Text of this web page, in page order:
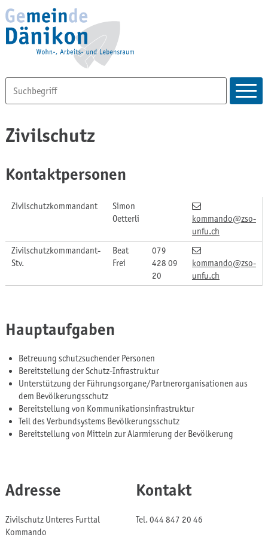
Zivilschutz
Kontaktpersonen
Zivilschutzkommandant
Simon
Oetterli
kommando@zso-
unfu.ch
Zivilschutzkommandant-
Stv.
Beat
Frei
079
428 09
20
kommando@zso-
unfu.ch
Hauptaufgaben
Betreuung schutzsuchender Personen
Bereitstellung der Schutz-Infrastruktur
Unterstützung der Führungsorgane/Partnerorganisationen aus
dem Bevölkerungsschutz
Bereitstellung von Kommunikationsinfrastruktur
Teil des Verbundsystems Bevölkerungsschutz
Bereitstellung von Mitteln zur Alarmierung der Bevölkerung
Adresse
Zivilschutz Unteres Furttal
Kommando
Kontakt
Tel. 044 847 20 46